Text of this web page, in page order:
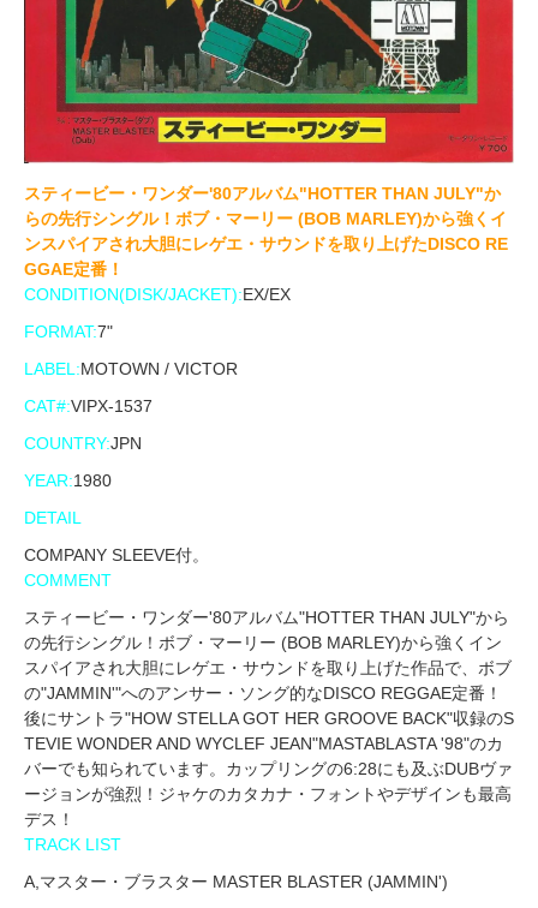
スティービー・ワンダー'80アルバム"HOTTER THAN JULY"か
らの先行シングル！ボブ・マーリー (BOB MARLEY)から強くイ
ンスパイアされ大胆にレゲエ・サウンドを取り上げたDISCO RE
GGAE定番！
CONDITION(DISK/JACKET):EX/EX
FORMAT:7"
LABEL:MOTOWN / VICTOR
CAT#:VIPX-1537
COUNTRY:JPN
YEAR:1980
DETAIL
COMPANY SLEEVE付。
COMMENT
スティービー・ワンダー'80アルバム"HOTTER THAN JULY"から
の先行シングル！ボブ・マーリー (BOB MARLEY)から強くイン
スパイアされ大胆にレゲエ・サウンドを取り上げた作品で、ボブ
の"JAMMIN'"へのアンサー・ソング的なDISCO REGGAE定番！
後にサントラ"HOW STELLA GOT HER GROOVE BACK"収録のS
TEVIE WONDER AND WYCLEF JEAN"MASTABLASTA '98"のカ
バーでも知られています。カップリングの6:28にも及ぶDUBヴァ
ージョンが強烈！ジャケのカタカナ・フォントやデザインも最高
デス！
TRACK LIST
A,マスター・ブラスター MASTER BLASTER (JAMMIN')